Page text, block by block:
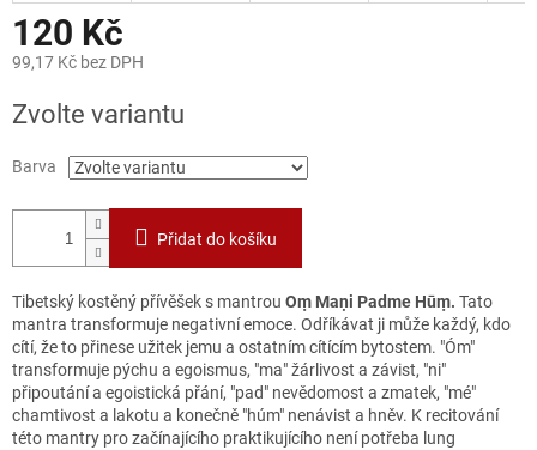
120 Kč
99,17 Kč bez DPH
cena:
Zvolte variantu
Barva
Přidat do košíku
Tibetský kostěný přívěšek s mantrou Oṃ Maṇi Padme Hūṃ. Tato
mantra transformuje negativní emoce. Odříkávat ji může každý, kdo
cítí, že to přinese užitek jemu a ostatním cítícím bytostem. "Óm"
transformuje pýchu a egoismus, "ma" žárlivost a závist, "ni"
připoutání a egoistická přání, "pad" nevědomost a zmatek, "mé"
chamtivost a lakotu a konečně "húm" nenávist a hněv. K recitování
této mantry pro začínajícího praktikujícího není potřeba lung